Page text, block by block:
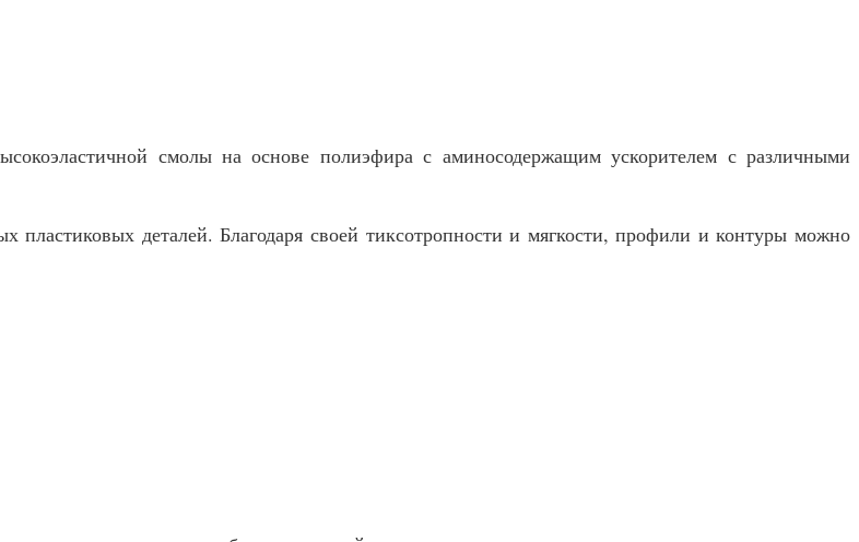
смолы на основе полиэфира с аминосодержащим ускорителем с различными
деталей. Благодаря своей тиксотропности и мягкости, профили и контуры можно